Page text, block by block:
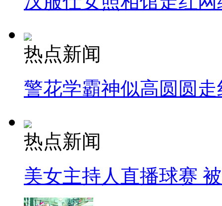
热点新闻
警花学霸神似高圆圆走
热点新闻
美女主持人直播球赛